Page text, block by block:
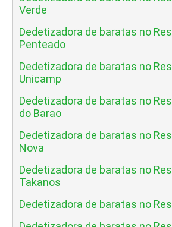
Verde
Dedetizadora de baratas no
Penteado
Dedetizadora de baratas no
Unicamp
Dedetizadora de baratas no
do Barao
Dedetizadora de baratas no
Nova
Dedetizadora de baratas no
Takanos
Dedetizadora de baratas no